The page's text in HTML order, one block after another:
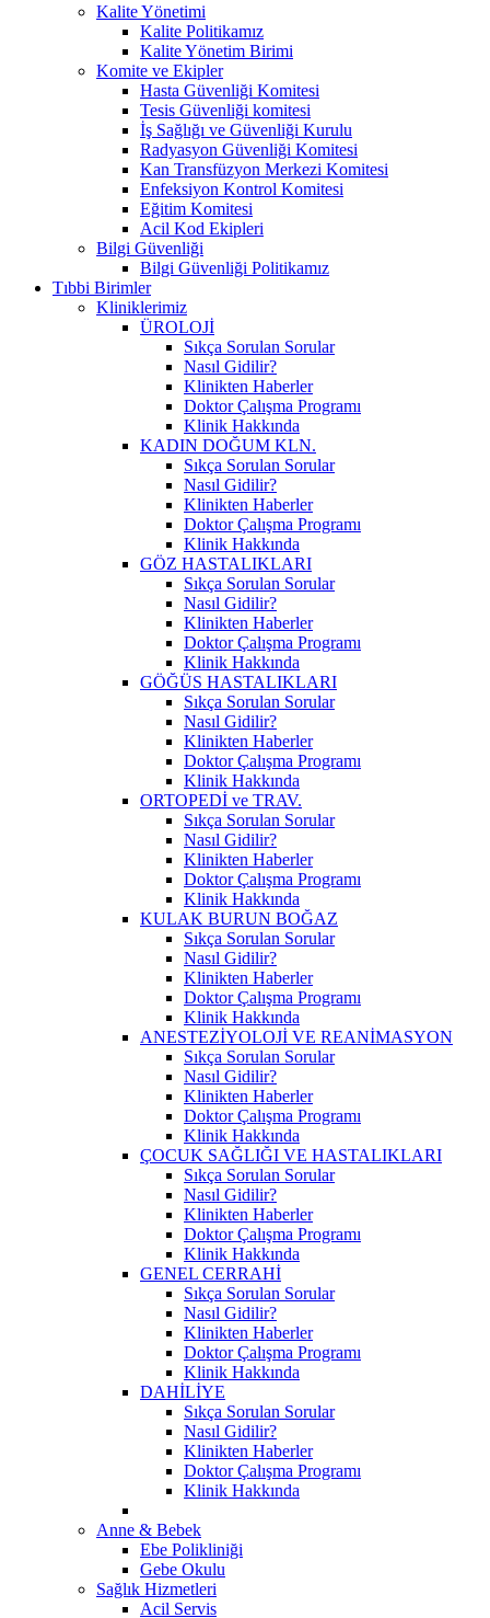
Kalite Yönetimi
Kalite Politikamız
Kalite Yönetim Birimi
Komite ve Ekipler
Hasta Güvenliği Komitesi
Tesis Güvenliği komitesi
İş Sağlığı ve Güvenliği Kurulu
Radyasyon Güvenliği Komitesi
Kan Transfüzyon Merkezi Komitesi
Enfeksiyon Kontrol Komitesi
Eğitim Komitesi
Acil Kod Ekipleri
Bilgi Güvenliği
Bilgi Güvenliği Politikamız
Tıbbi Birimler
Kliniklerimiz
ÜROLOJİ
Sıkça Sorulan Sorular
Nasıl Gidilir?
Klinikten Haberler
Doktor Çalışma Programı
Klinik Hakkında
KADIN DOĞUM KLN.
Sıkça Sorulan Sorular
Nasıl Gidilir?
Klinikten Haberler
Doktor Çalışma Programı
Klinik Hakkında
GÖZ HASTALIKLARI
Sıkça Sorulan Sorular
Nasıl Gidilir?
Klinikten Haberler
Doktor Çalışma Programı
Klinik Hakkında
GÖĞÜS HASTALIKLARI
Sıkça Sorulan Sorular
Nasıl Gidilir?
Klinikten Haberler
Doktor Çalışma Programı
Klinik Hakkında
ORTOPEDİ ve TRAV.
Sıkça Sorulan Sorular
Nasıl Gidilir?
Klinikten Haberler
Doktor Çalışma Programı
Klinik Hakkında
KULAK BURUN BOĞAZ
Sıkça Sorulan Sorular
Nasıl Gidilir?
Klinikten Haberler
Doktor Çalışma Programı
Klinik Hakkında
ANESTEZİYOLOJİ VE REANİMASYON
Sıkça Sorulan Sorular
Nasıl Gidilir?
Klinikten Haberler
Doktor Çalışma Programı
Klinik Hakkında
ÇOCUK SAĞLIĞI VE HASTALIKLARI
Sıkça Sorulan Sorular
Nasıl Gidilir?
Klinikten Haberler
Doktor Çalışma Programı
Klinik Hakkında
GENEL CERRAHİ
Sıkça Sorulan Sorular
Nasıl Gidilir?
Klinikten Haberler
Doktor Çalışma Programı
Klinik Hakkında
DAHİLİYE
Sıkça Sorulan Sorular
Nasıl Gidilir?
Klinikten Haberler
Doktor Çalışma Programı
Klinik Hakkında
Anne & Bebek
Ebe Polikliniği
Gebe Okulu
Sağlık Hizmetleri
Acil Servis